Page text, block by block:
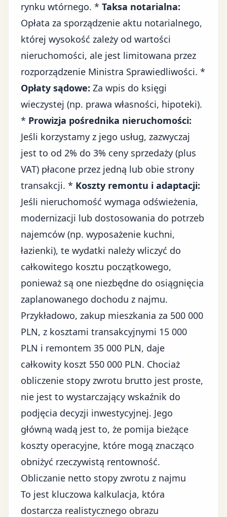
rynku wtórnego. * Taksa notarialna:
Opłata za sporządzenie aktu notarialnego,
której wysokość zależy od wartości
nieruchomości, ale jest limitowana przez
rozporządzenie Ministra Sprawiedliwości. *
Opłaty sądowe: Za wpis do księgi
wieczystej (np. prawa własności, hipoteki).
* Prowizja pośrednika nieruchomości:
Jeśli korzystamy z jego usług, zazwyczaj
jest to od 2% do 3% ceny sprzedaży (plus
VAT) płacone przez jedną lub obie strony
transakcji. * Koszty remontu i adaptacji:
Jeśli nieruchomość wymaga odświeżenia,
modernizacji lub dostosowania do potrzeb
najemców (np. wyposażenie kuchni,
łazienki), te wydatki należy wliczyć do
całkowitego kosztu początkowego,
ponieważ są one niezbędne do osiągnięcia
zaplanowanego dochodu z najmu.
Przykładowo, zakup mieszkania za 500 000
PLN, z kosztami transakcyjnymi 15 000
PLN i remontem 35 000 PLN, daje
całkowity koszt 550 000 PLN. Chociaż
obliczenie stopy zwrotu brutto jest proste,
nie jest to wystarczający wskaźnik do
podjęcia decyzji inwestycyjnej. Jego
główną wadą jest to, że pomija bieżące
koszty operacyjne, które mogą znacząco
obniżyć rzeczywistą rentowność.
Obliczanie netto stopy zwrotu z najmu
To jest kluczowa kalkulacja, która
dostarcza realistycznego obrazu